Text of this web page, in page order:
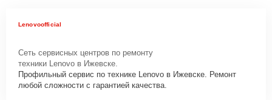
Lenovoofficial
Сеть сервисных центров по ремонту
техники Lenovo в Ижевске.
Профильный сервис по технике Lenovo в Ижевске. Ремонт
любой сложности с гарантией качества.